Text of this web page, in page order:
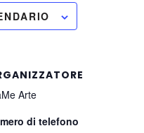
Arte
di telefono